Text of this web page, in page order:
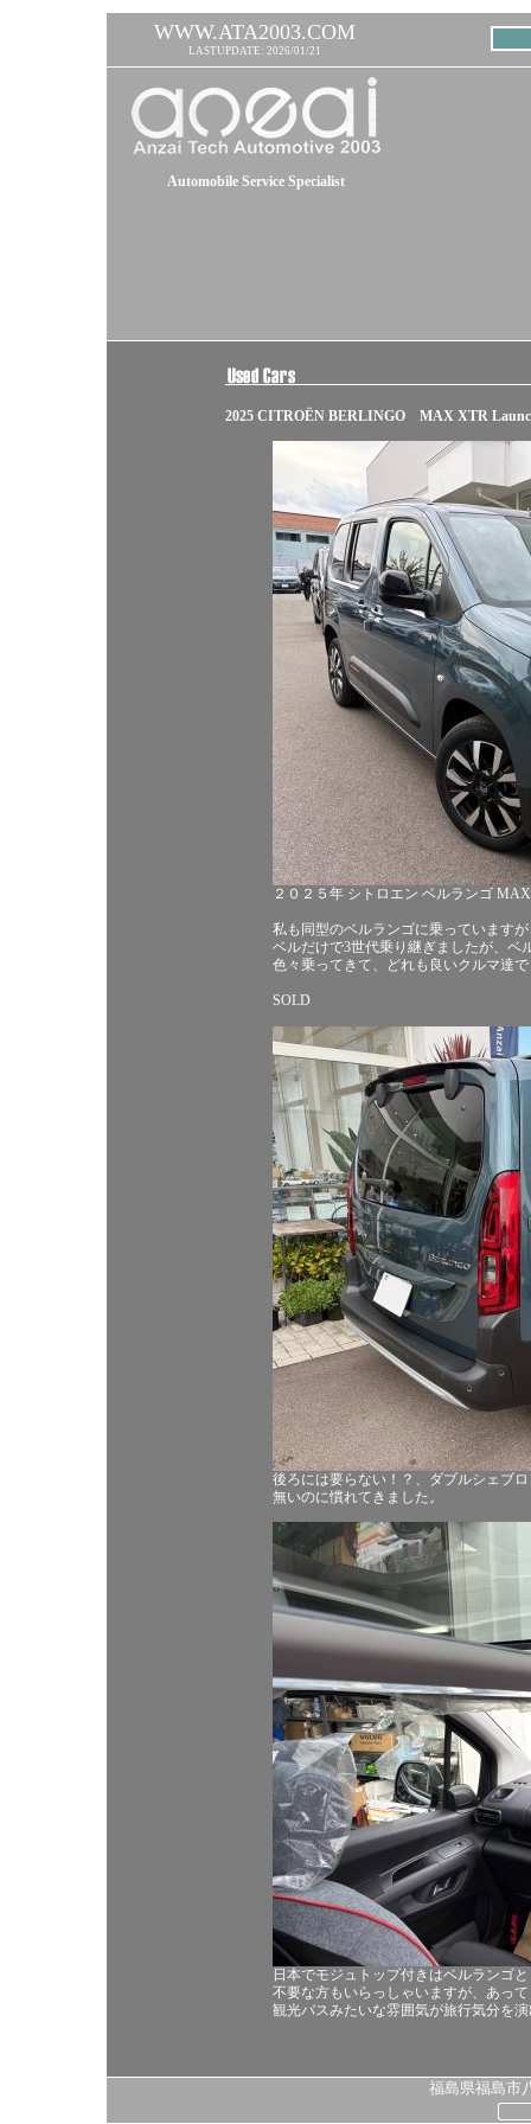
WWW.ATA2003.COM
LASTUPDATE: 2026/01/21
Automobile Service Specialist
2025 CITROËN BERLINGO MAX XTR
２０２５年 シトロエン ベルランゴ
私も同型のベルランゴに乗っています
ベルだけで3世代乗り継ぎましたが、ベ
色々乗ってきて、どれも良いクルマ達
SOLD
後ろには要らない！？、ダブルシェブ
無いのに慣れてきました。
日本でモジュトップ付きはベルランゴ
不要な方もいらっしゃいますが、あっ
観光バスみたいな雰囲気が旅行気分を
福島県福島市